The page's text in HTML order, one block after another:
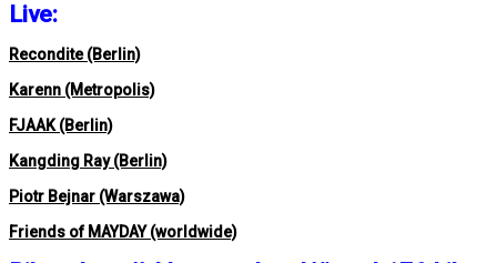
Live:
Recondite (Berlin)
Karenn (Metropolis)
FJAAK (Berlin)
Kangding Ray (Berlin)
Piotr Bejnar (Warszawa)
Friends of MAYDAY (worldwide)